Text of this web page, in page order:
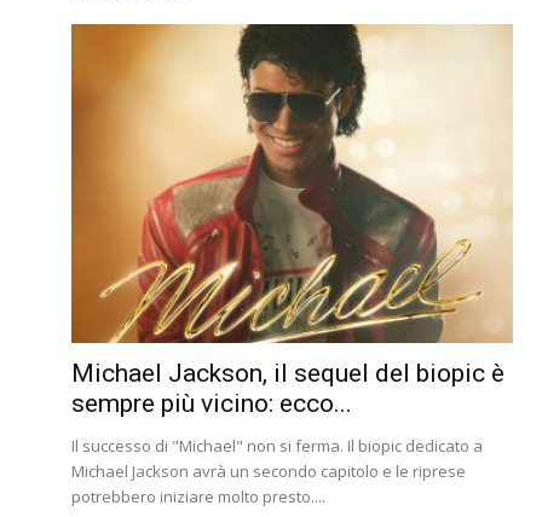
Michael Jackson, il sequel del biopic è
sempre più vicino: ecco...
Il successo di "Michael" non si ferma. Il biopic dedicato a
Michael Jackson avrà un secondo capitolo e le riprese
potrebbero iniziare molto presto....